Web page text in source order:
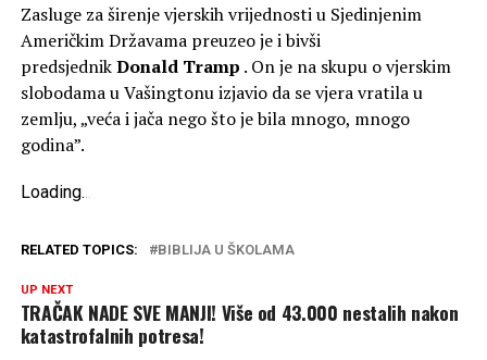
Zasluge za širenje vjerskih vrijednosti u Sjedinjenim
Američkim Državama preuzeo je i bivši
predsjednikDonald Tramp . On je na skupu o vjerskim
slobodama u Vašingtonu izjavio da se vjera vratila u
zemlju, „veća i jača nego što je bila mnogo, mnogo
godina”.
Loading.
RELATED TOPICS: BIBLIJA U ŠKOLAMA
UP NEXT
TRAČAK NADE SVE MANJI! Više od 43.000 nestalih nakon
katastrofalnih potresa!